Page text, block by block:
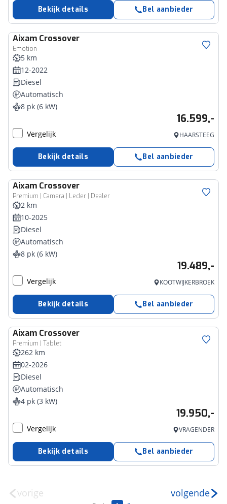
Bekijk details Bel aanbieder
Aixam Crossover
Emotion
5 km
12-2022
Diesel
Automatisch
8 pk (6 kW)
16.599,-
Vergelijk HAARSTEEG
Bekijk details Bel aanbieder
Aixam Crossover
Premium | Camera | Leder | Dealer
2 km
10-2025
Diesel
Automatisch
8 pk (6 kW)
19.489,-
Vergelijk KOOTWIJKERBROEK
Bekijk details Bel aanbieder
Aixam Crossover
Premium | Tablet
262 km
02-2026
Diesel
Automatisch
4 pk (3 kW)
19.950,-
Vergelijk VRAGENDER
Bekijk details Bel aanbieder
vorige volgende